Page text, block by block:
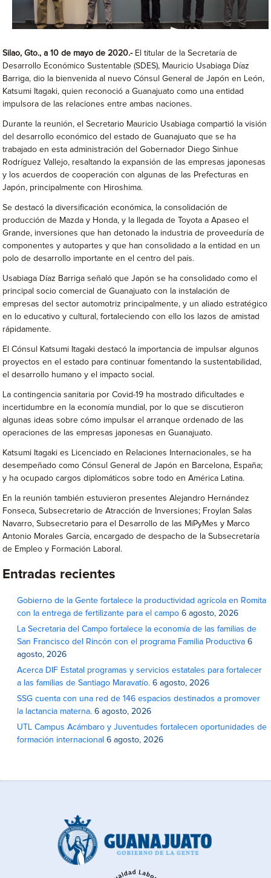
Silao, Gto., a 10 de mayo de 2020.-El titular de la Secretaría de
Desarrollo Económico Sustentable (SDES), Mauricio Usabiaga Díaz
Barriga, dio la bienvenida al nuevo Cónsul General de Japón en León,
Katsumi Itagaki, quien reconoció a Guanajuato como una entidad
impulsora de las relaciones entre ambas naciones.
Durante la reunión, el Secretario Mauricio Usabiaga compartió la visión
del desarrollo económico del estado de Guanajuato que se ha
trabajado en esta administración del Gobernador Diego Sinhue
Rodríguez Vallejo, resaltando la expansión de las empresas japonesas
y los acuerdos de cooperación con algunas de las Prefecturas en
Japón, principalmente con Hiroshima.
Se destacó la diversificación económica, la consolidación de
producción de Mazda y Honda, y la llegada de Toyota a Apaseo el
Grande, inversiones que han detonado la industria de proveeduría de
componentes y autopartes y que han consolidado a la entidad en un
polo de desarrollo importante en el centro del país.
Usabiaga Díaz Barriga señaló que Japón se ha consolidado como el
principal socio comercial de Guanajuato con la instalación de
empresas del sector automotriz principalmente, y un aliado estratégico
en lo educativo y cultural, fortaleciendo con ello los lazos de amistad
rápidamente.
El Cónsul Katsumi Itagaki destacó la importancia de impulsar algunos
proyectos en el estado para continuar fomentando la sustentabilidad,
el desarrollo humano y el impacto social.
La contingencia sanitaria por Covid-19 ha mostrado dificultades e
incertidumbre en la economía mundial, por lo que se discutieron
algunas ideas sobre cómo impulsar el arranque ordenado de las
operaciones de las empresas japonesas en Guanajuato.
Katsumi Itagaki es Licenciado en Relaciones Internacionales, se ha
desempeñado como Cónsul General de Japón en Barcelona, España;
y ha ocupado cargos diplomáticos sobre todo en América Latina.
En la reunión también estuvieron presentes Alejandro Hernández
Fonseca, Subsecretario de Atracción de Inversiones; Froylan Salas
Navarro, Subsecretario para el Desarrollo de las MiPyMes y Marco
Antonio Morales García, encargado de despacho de la Subsecretaría
de Empleo y Formación Laboral.
Entradas recientes
Gobierno de la Gente fortalece la productividad agrícola en Romita
con la entrega de fertilizante para el campo 6 agosto, 2026
La Secretaria del Campo fortalece la economía de las familias de
San Francisco del Rincón con el programa Familia Productiva 6
agosto, 2026
Acerca DIF Estatal programas y servicios estatales para fortalecer
a las familias de Santiago Maravatío. 6 agosto, 2026
SSG cuenta con una red de 146 espacios destinados a promover
la lactancia materna. 6 agosto, 2026
UTL Campus Acámbaro y Juventudes fortalecen oportunidades de
formación internacional 6 agosto, 2026